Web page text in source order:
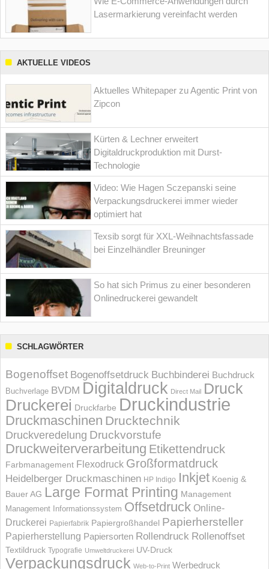
Lasermarkierung vereinfacht werden
AKTUELLE VIDEOS
Aktuelles Whitepaper zu Agentic Print von
Zipcon
Kürten & Lechner erweitert
Digitaldruckproduktion mit Durst-
Technologie
Video: Wie Hagen Sczepanski seine
Verpackungsdruckerei immer wieder
optimiert hat
Texsib sorgt für XXL-Weihnachtsfassade
bei Einzelhändler Breuninger
So hat sich Primus zu einer besonderen
Onlinedruckerei gewandelt
SCHLAGWÖRTER
Bogenoffset Bogenoffsetdruck Buchbinderei Buchdruck
Buchverlage BVDM Digitaldruck Direct Mail Druck
Druckerei Druckfarbe Druckindustrie
Druckmaschinen Drucktechnik
Druckveredelung Druckvorstufe
Druckweiterverarbeitung Etikettendruck
Farbmanagement Flexodruck Großformatdruck
Heidelberger Druckmaschinen HP Indigo Inkjet Koenig &
Bauer AG Large Format Printing Management
Management Informations­system Offsetdruck Online-
Druckerei Papierfabrik Papiergroßhandel Papierhersteller
Papierherstellung Papiersorten Rollendruck Rollenoffset
Textildruck Typografie Umweltdruckerei UV-Druck
Verpackungsdruck Web-to-Print Werbedruck